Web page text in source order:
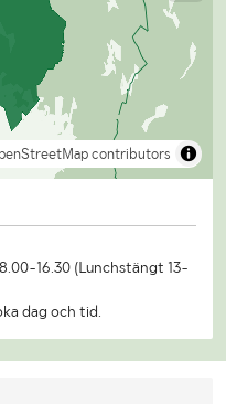
contributors
16.30 (Lunchstängt 13-
dag och tid.